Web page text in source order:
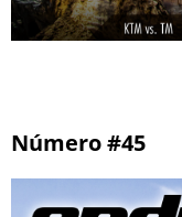
Número #45